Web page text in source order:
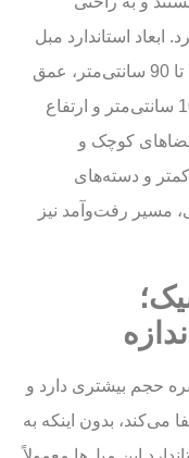
ابعاد استاندارد مبل
تک‌نفره کلاسیک معمولاً شامل عرض 70 تا 90 سانتی‌متر، عمق
75 تا 85 سانتی‌متر، ارتفاع کلی 85 تا 100 سانتی‌متر و ارتفاع
فضاهای کوچک و
و دسته‌های
مسیر رفت‌وآمد نیز
حجم بیشتری دارد و
بدون اینکه به